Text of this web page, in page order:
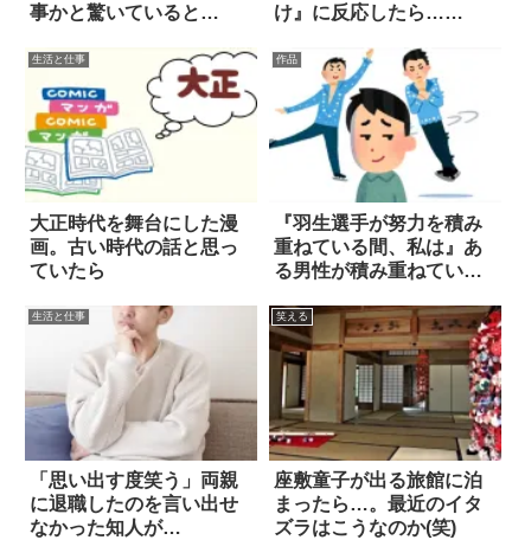
事かと驚いていると…
け』に反応したら…
生活と仕事
大正時代を舞台にした漫
画。古い時代の話と思っ
ていたら
作品
『羽生選手が努力を積み
重ねている間、私は』あ
る男性が積み重ねていた
生活と仕事
「思い出す度笑う」両親
に退職したのを言い出せ
なかった知人が…
笑える
座敷童子が出る旅館に泊
まったら…。最近のイタ
ズラはこうなのか(笑)